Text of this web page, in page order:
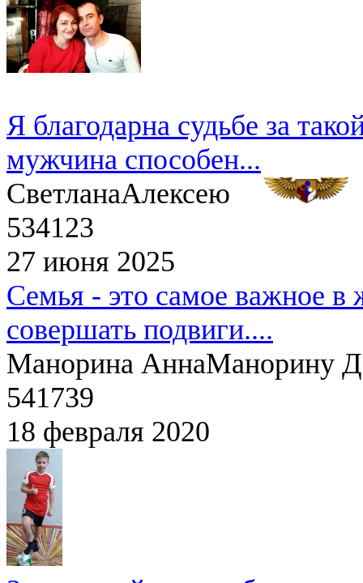
Я благодарна судьбе за
мужчина способен...
СветланаАлексею
534123
27 июня 2025
Семья - это самое важное
совершать подвиги....
Манорина АннаМанорину
541739
18 февраля 2020